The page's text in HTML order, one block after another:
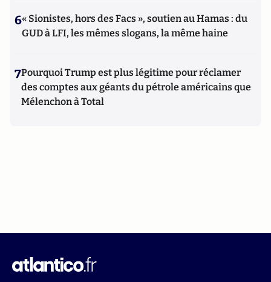
6« Sionistes, hors des Facs », soutien au Hamas : du
GUD à LFI, les mêmes slogans, la même haine
7Pourquoi Trump est plus légitime pour réclamer
des comptes aux géants du pétrole américains que
Mélenchon à Total